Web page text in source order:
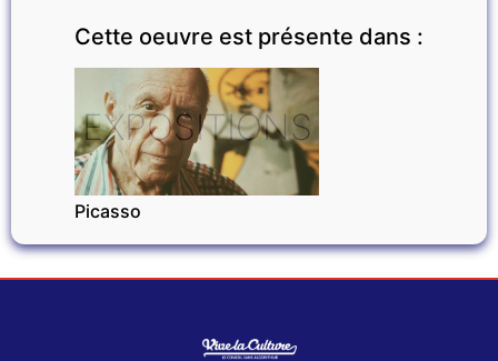
Cette oeuvre est présente dans :
EXPOSITIONS
Picasso